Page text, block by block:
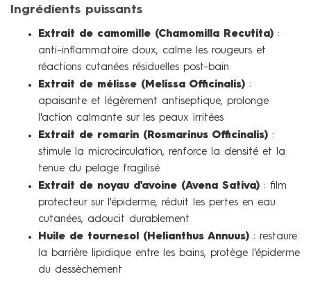
Ingrédients puissants
Extrait de camomille (Chamomilla Recutita) :
anti-inflammatoire doux, calme les rougeurs et
réactions cutanées résiduelles post-bain
Extrait de mélisse (Melissa Officinalis) :
apaisante et légèrement antiseptique, prolonge
l'action calmante sur les peaux irritées
Extrait de romarin (Rosmarinus Officinalis) :
stimule la microcirculation, renforce la densité et la
tenue du pelage fragilisé
Extrait de noyau d'avoine (Avena Sativa) : film
protecteur sur l'épiderme, réduit les pertes en eau
cutanées, adoucit durablement
Huile de tournesol (Helianthus Annuus) : restaure
la barrière lipidique entre les bains, protège l'épiderme
du dessèchement